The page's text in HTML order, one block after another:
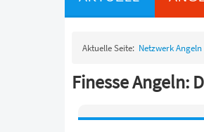
Aktuelle Seite: Netzwerk Angeln
Finesse Angeln: